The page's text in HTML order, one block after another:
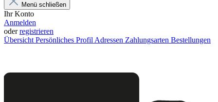
Menü schließen
Ihr Konto
Anmelden
oderregistrieren
Übersicht Persönliches Profil Adressen Zahlungsarten Bestellungen